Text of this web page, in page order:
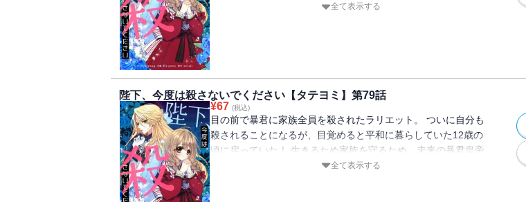
ルペルトの侍女になることを決意し家を出る。 でもこの時のル
全て表示する
陛下、今度は殺さないでください【タテヨミ】第79話
¥67 (税込)
目の前で暴君に家族全員を殺されたラリエット。 ついに自分も
殺されることになるが、目覚めると平和に暮らしていた12歳の
頃に戻っていた！ 生きるため家族を守るため、未来の暴君皇帝
ルペルトの侍女になることを決意し家を出る。 でもこの時のル
全て表示する